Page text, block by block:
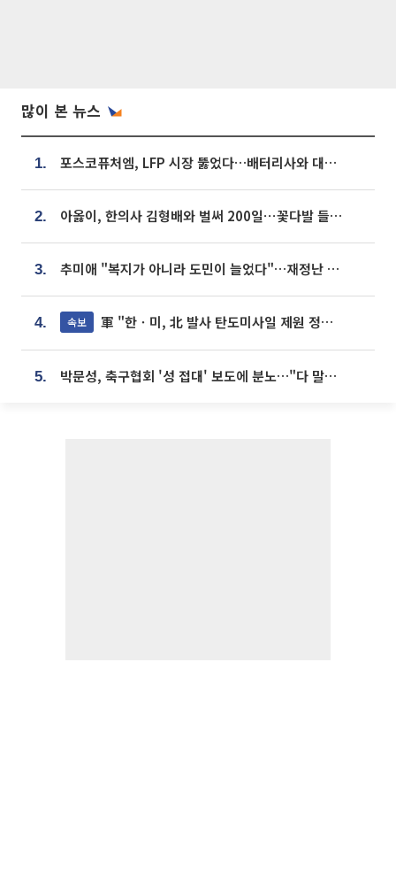
많이 본 뉴스
1. 포스코퓨처엠, LFP 시장 뚫었다…배터리사와 대규모 장기 공급 합의
2. 아옳이, 한의사 김형배와 벌써 200일⋯꽃다발 들고 "프러포즈 아냐"
3. 추미애 "복지가 아니라 도민이 늘었다"…재정난 책임론 정면돌파
4. 속보 軍 "한ㆍ미, 北 발사 탄도미사일 제원 정밀분석 중"
5. 박문성, 축구협회 '성 접대' 보도에 분노…"다 말아먹으려고 작정했나"